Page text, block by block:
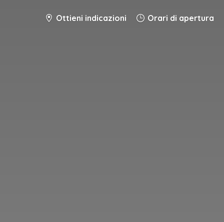
Ottieni indicazioni Orari di apertura